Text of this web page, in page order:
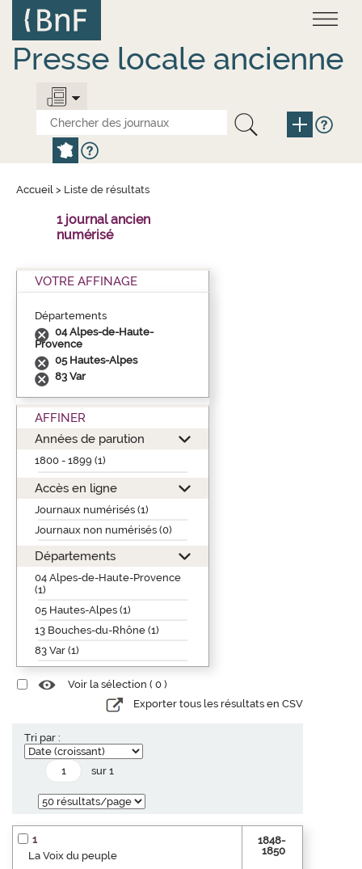
contenu
principal
Presse locale ancienne
Accueil > Liste de résultats
1 journal ancien
numérisé
VOTRE AFFINAGE
Départements
04 Alpes-de-Haute-
Provence
05 Hautes-Alpes
83 Var
AFFINER
Années de parution
1800 - 1899 (1)
Accès en ligne
Journaux numérisés (1)
Journaux non numérisés (0)
Départements
04 Alpes-de-Haute-Provence
(1)
05 Hautes-Alpes (1)
13 Bouches-du-Rhône (1)
83 Var (1)
Voir la sélection ( 0 )
Exporter tous les résultats en CSV
Tri par :
sur 1
1
La Voix du peuple
1848-
1850
Panneau de gestion des cookies